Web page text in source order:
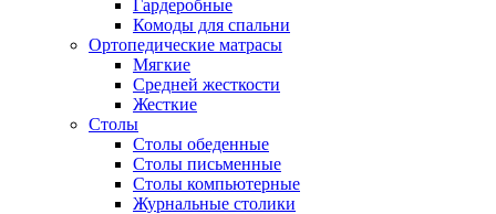
Гардеробные
Комоды для спальни
Ортопедические матрасы
Мягкие
Средней жесткости
Жесткие
Столы
Столы обеденные
Столы письменные
Столы компьютерные
Журнальные столики